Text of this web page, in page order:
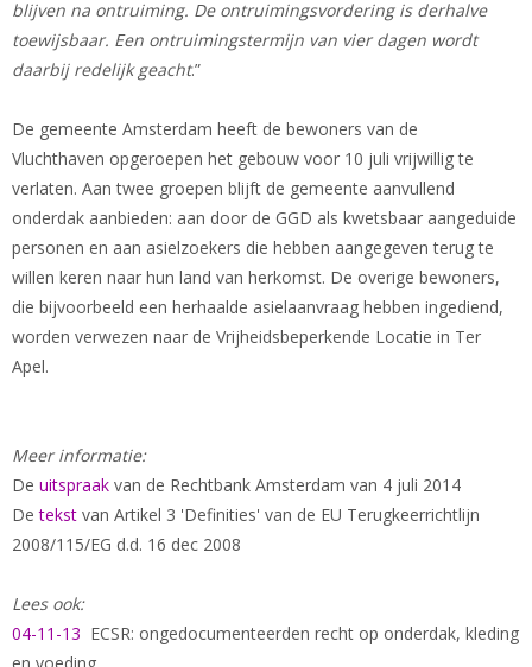
blijven na ontruiming. De ontruimingsvordering is derhalve
toewijsbaar. Een ontruimingstermijn van vier dagen wordt
daarbij redelijk geacht.”
De gemeente Amsterdam heeft de bewoners van de
Vluchthaven opgeroepen het gebouw voor 10 juli vrijwillig te
verlaten. Aan twee groepen blijft de gemeente aanvullend
onderdak aanbieden: aan door de GGD als kwetsbaar aangeduide
personen en aan asielzoekers die hebben aangegeven terug te
willen keren naar hun land van herkomst. De overige bewoners,
die bijvoorbeeld een herhaalde asielaanvraag hebben ingediend,
worden verwezen naar de Vrijheidsbeperkende Locatie in Ter
Apel.
Meer informatie:
De uitspraak van de Rechtbank Amsterdam van 4 juli 2014
Detekst van Artikel 3 'Definities' van de EU Terugkeerrichtlijn
2008/115/EG d.d. 16 dec 2008
Lees ook:
04-11-13 ECSR: ongedocumenteerden recht op onderdak, kleding